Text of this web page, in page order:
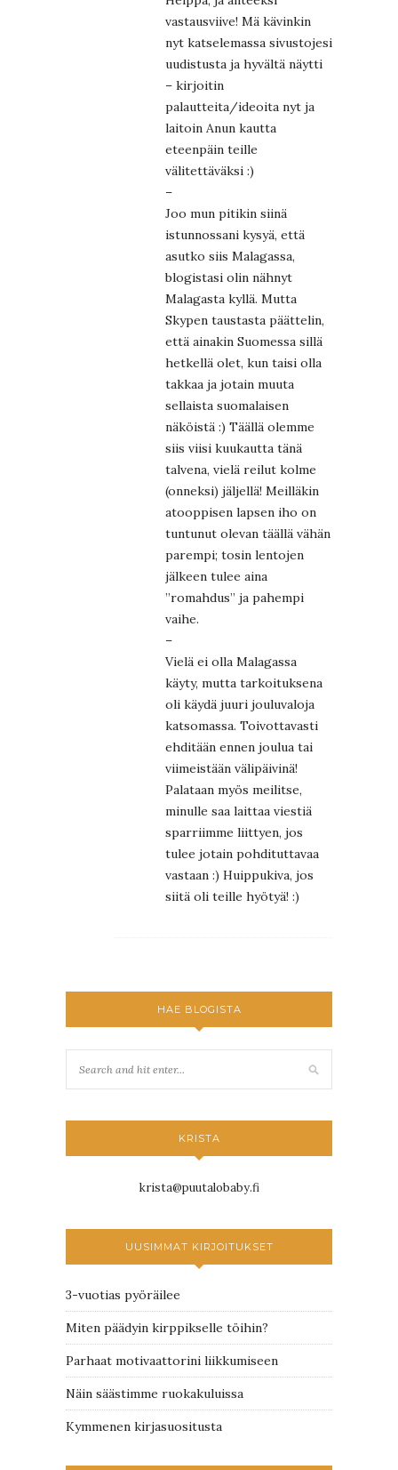
vastausviive! Mä kävinkin
nyt katselemassa sivustojesi
uudistusta ja hyvältä näytti
– kirjoitin
palautteita/ideoita nyt ja
laitoin Anun kautta
eteenpäin teille
välitettäväksi :)
–
Joo mun pitikin siinä
istunnossani kysyä, että
asutko siis Malagassa,
blogistasi olin nähnyt
Malagasta kyllä. Mutta
Skypen taustasta päättelin,
että ainakin Suomessa sillä
hetkellä olet, kun taisi olla
takkaa ja jotain muuta
sellaista suomalaisen
näköistä :) Täällä olemme
siis viisi kuukautta tänä
talvena, vielä reilut kolme
(onneksi) jäljellä! Meilläkin
atooppisen lapsen iho on
tuntunut olevan täällä vähän
parempi; tosin lentojen
jälkeen tulee aina
”romahdus” ja pahempi
vaihe.
–
Vielä ei olla Malagassa
käyty, mutta tarkoituksena
oli käydä juuri jouluvaloja
katsomassa. Toivottavasti
ehditään ennen joulua tai
viimeistään välipäivinä!
Palataan myös meilitse,
minulle saa laittaa viestiä
sparriimme liittyen, jos
tulee jotain pohdituttavaa
vastaan :) Huippukiva, jos
siitä oli teille hyötyä! :)
HAE BLOGISTA
KRISTA
krista@puutalobaby.fi
UUSIMMAT KIRJOITUKSET
3-vuotias pyöräilee
Miten päädyin kirppikselle töihin?
Parhaat motivaattorini liikkumiseen
Näin säästimme ruokakuluissa
Kymmenen kirjasuositusta